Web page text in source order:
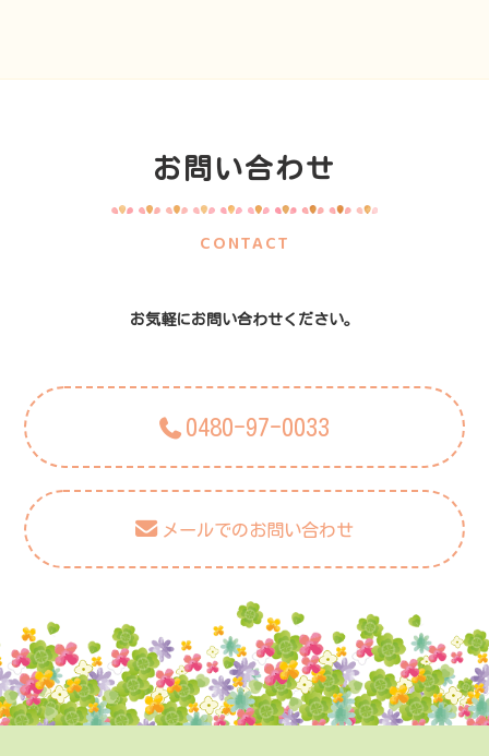
お問い合わせ
CONTACT
お気軽にお問い合わせください。
0480-97-0033
メールでのお問い合わせ